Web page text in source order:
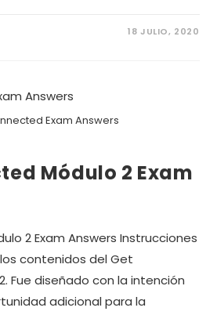
18 JULIO, 2020
Exam Answers
Módulo 2 Exam
2 Exam Answers Instrucciones
contenidos del Get
Fue diseñado con la intención
adicional para la